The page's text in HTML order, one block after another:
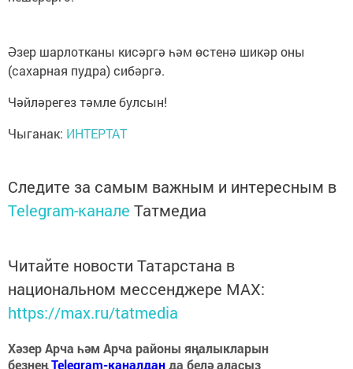
Әзер шарлотканы кисәргә һәм өстенә шикәр оны
(сахарная пудра) сибәргә.
Чәйләрегез тәмле булсын!
Чыганак: ИНТЕРТАТ
Следите за самым важным и интересным в
Telegram-канале Татмедиа
Читайте новости Татарстана в
национальном мессенджере MАХ:
https://max.ru/tatmedia
Хәзер Арча һәм Арча районы яңалыкларын
безнеңTelegram-каналданда белә аласыз